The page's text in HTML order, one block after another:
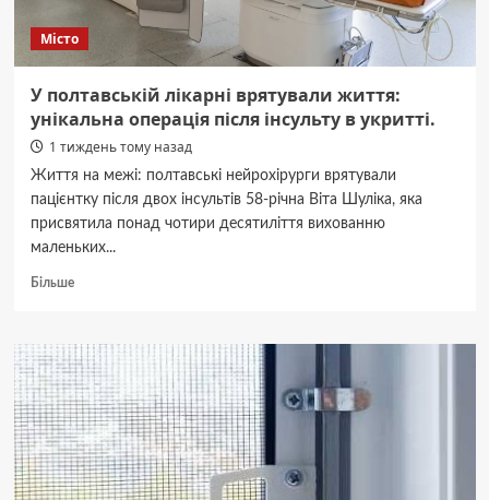
Місто
У полтавській лікарні врятували життя:
унікальна операція після інсульту в укритті.
1 тиждень тому назад
Життя на межі: полтавські нейрохірурги врятували
пацієнтку після двох інсультів 58-річна Віта Шуліка, яка
присвятила понад чотири десятиліття вихованню
маленьких...
БільшеДокладніше
полтавській
лікарні
врятували
життя:
унікальна
операція
після
інсульту